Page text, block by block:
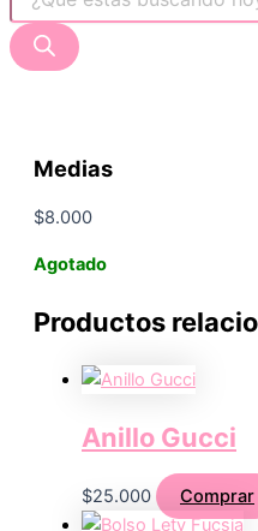
Medias
$8.000
Agotado
Productos
Anillo Gucci
$25.000 Comprar